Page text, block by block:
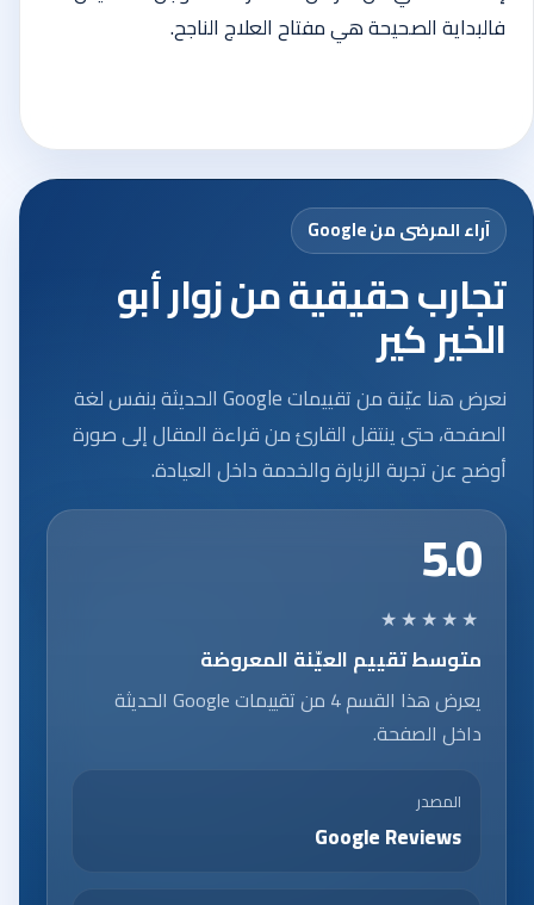
فالبداية الصحيحة هي مفتاح العلاج الناجح.
آراء المرضى من Google
تجارب حقيقية من زوار أبو
الخير كير
نعرض هنا عيّنة من تقييمات Google الحديثة بنفس لغة
الصفحة، حتى ينتقل القارئ من قراءة المقال إلى صورة
أوضح عن تجربة الزيارة والخدمة داخل العيادة.
5.0
★★★★★
متوسط تقييم العيّنة المعروضة
يعرض هذا القسم 4 من تقييمات Google الحديثة
داخل الصفحة.
المصدر
Google Reviews